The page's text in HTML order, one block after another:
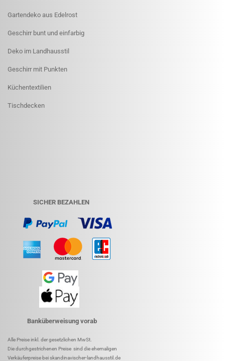
Gartendeko aus Edelrost
Geschirr bunt und einfarbig
Deko im Landhausstil
Geschirr mit Punkten
Küchentextilien
Tischdecken
SICHER BEZAHLEN
Banküberweisung vorab
Alle Preise inkl. der gesetzlichen MwSt.
Die durchgestrichenen Preise sind die ehemaligen
Verkäuferpreise bei skandinavischer-landhausstil.de